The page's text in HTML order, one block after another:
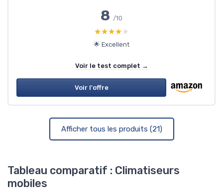
8 /10
★★★★★
★★★★★
🌟 Excellent
Voir le test complet →
Voir l'offre
Afficher tous les produits (21)
Tableau comparatif : Climatiseurs
mobiles